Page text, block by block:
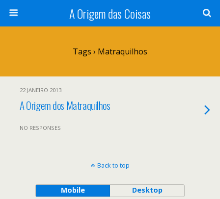
A Origem das Coisas
Tags › Matraquilhos
22 JANEIRO 2013
A Origem dos Matraquilhos
NO RESPONSES
Back to top
Mobile Desktop